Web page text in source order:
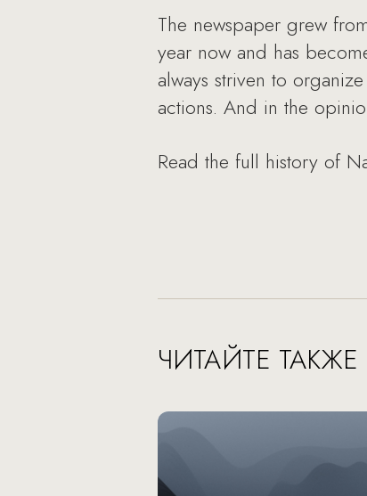
The newspaper grew
year now and has
always striven to
actions. And in the
Read the full history of
ЧИТАЙТЕ ТАКЖЕ